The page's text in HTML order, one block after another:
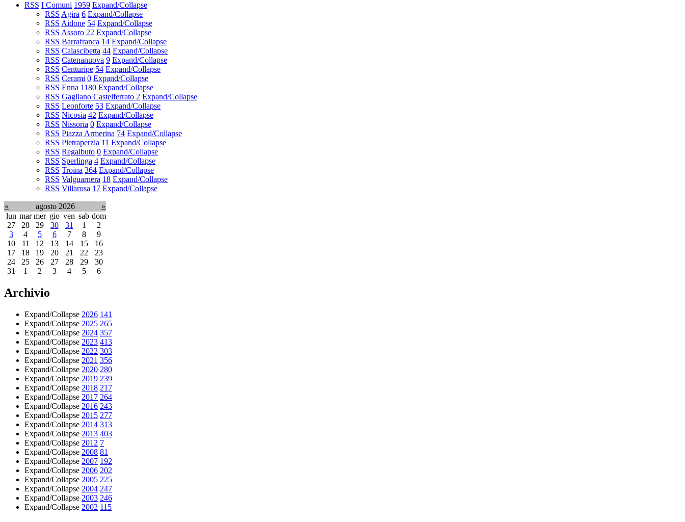
RSS I Comuni 1959 Expand/Collapse
RSS Agira 6 Expand/Collapse
RSS Aidone 54 Expand/Collapse
RSS Assoro 22 Expand/Collapse
RSS Barrafranca 14 Expand/Collapse
RSS Calascibetta 44 Expand/Collapse
RSS Catenanuova 9 Expand/Collapse
RSS Centuripe 54 Expand/Collapse
RSS Cerami 0 Expand/Collapse
RSS Enna 1180 Expand/Collapse
RSS Gagliano Castelferrato 2 Expand/Collapse
RSS Leonforte 53 Expand/Collapse
RSS Nicosia 42 Expand/Collapse
RSS Nissoria 0 Expand/Collapse
RSS Piazza Armerina 74 Expand/Collapse
RSS Pietraperzia 11 Expand/Collapse
RSS Regalbuto 0 Expand/Collapse
RSS Sperlinga 4 Expand/Collapse
RSS Troina 364 Expand/Collapse
RSS Valguarnera 18 Expand/Collapse
RSS Villarosa 17 Expand/Collapse
« agosto 2026
»
lun mar mer gio ven sab dom
27
28 29 30 31 1
2
3
4 5 6 7 8
9
10
11 12 13 14 15
16
17
18 19 20 21 22
23
24
25 26 27 28 29
30
31
1 2 3 4 5 6
Archivio
Expand/Collapse 2026 141
Expand/Collapse 2025 265
Expand/Collapse 2024 357
Expand/Collapse 2023 413
Expand/Collapse 2022 303
Expand/Collapse 2021 356
Expand/Collapse 2020 280
Expand/Collapse 2019 239
Expand/Collapse 2018 217
Expand/Collapse 2017 264
Expand/Collapse 2016 243
Expand/Collapse 2015 277
Expand/Collapse 2014 313
Expand/Collapse 2013 403
Expand/Collapse 2012 7
Expand/Collapse 2008 81
Expand/Collapse 2007 192
Expand/Collapse 2006 202
Expand/Collapse 2005 225
Expand/Collapse 2004 247
Expand/Collapse 2003 246
Expand/Collapse 2002 115